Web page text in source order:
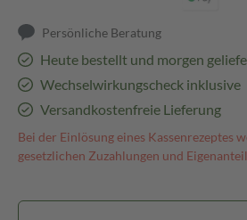
Persönliche Beratung
Heute bestellt und morgen
Wechselwirkungscheck inklusive
Versandkostenfreie Lieferung
Bei der Einlösung eines Kassenrezeptes
gesetzlichen Zuzahlungen und